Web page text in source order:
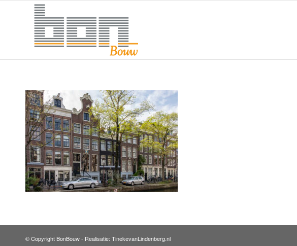
© Copyright BonBouw - Realisatie: TinekevanLindenberg.nl